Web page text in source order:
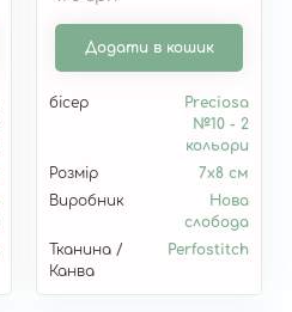
Додати в кошик
бісер
Preciosa
№10 - 2
кольори
Розмір
7х8 см
Виробник
Нова
слобода
Тканина /
Канва
Perfostitch